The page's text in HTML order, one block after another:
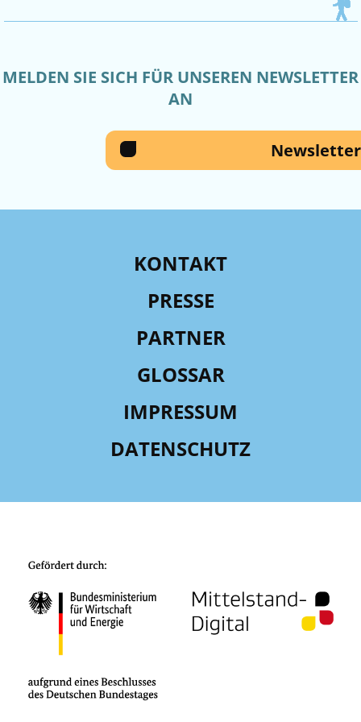
MELDEN SIE SICH FÜR UNSEREN NEWSLETTER
AN
Newsletter
KONTAKT
PRESSE
PARTNER
GLOSSAR
IMPRESSUM
DATENSCHUTZ